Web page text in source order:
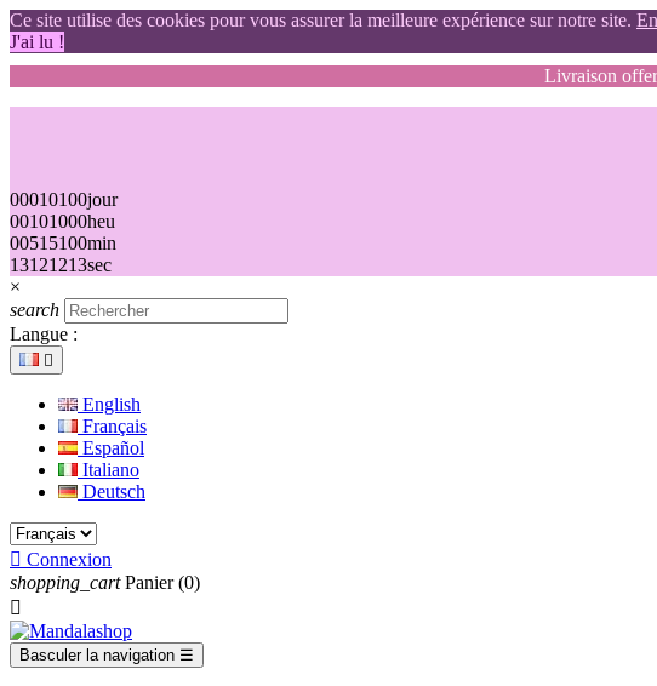
Ce site utilise des cookies pour vous assurer la meilleure expérience sur notre site.
J'ai lu !
Livraison
00010100jour
00101000heu
0051 5100min
12111112sec
×
search
Langue :

English
Français
Español
Italiano
Deutsch
 Connexion
shopping_cart Panier (0)

Basculer la navigation ☰